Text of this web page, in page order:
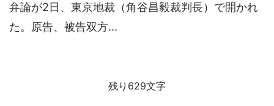
弁論が2日、東京地裁（角谷昌毅裁判長）で開かれ
た。原告、被告双方...
残り629文字